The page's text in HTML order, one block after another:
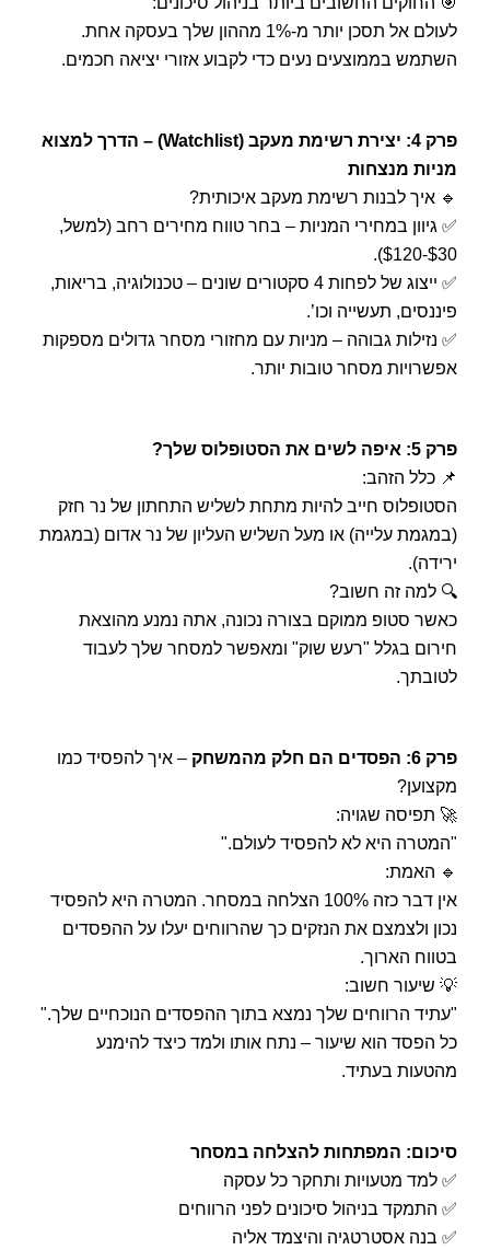
לעולם אל תסכן יותר מ-1% מההון שלך בעסקה אחת.
השתמש בממוצעים נעים כדי לקבוע אזורי יציאה חכמים.
פרק 4: יצירת רשימת מעקב (Watchlist) – הדרך למצוא
מניות מנצחות
🔹 איך לבנות רשימת מעקב איכותית?
✅ גיוון במחירי המניות – בחר טווח מחירים רחב (למשל,
$30-$120).
✅ ייצוג של לפחות 4 סקטורים שונים – טכנולוגיה, בריאות,
פיננסים, תעשייה וכו’.
✅ נזילות גבוהה – מניות עם מחזורי מסחר גדולים מספקות
אפשרויות מסחר טובות יותר.
פרק 5: איפה לשים את הסטופלוס שלך?
📌 כלל הזהב:
הסטופלוס חייב להיות מתחת לשליש התחתון של נר חזק
(במגמת עלייה) או מעל השליש העליון של נר אדום (במגמת
ירידה).
🔍 למה זה חשוב?
כאשר סטופ ממוקם בצורה נכונה, אתה נמנע מהוצאת
חירום בגלל "רעש שוק" ומאפשר למסחר שלך לעבוד
לטובתך.
פרק 6: הפסדים הם חלק מהמשחק
– איך להפסיד כמו
מקצוען?
🚀 תפיסה שגויה:
"המטרה היא לא להפסיד לעולם."
🔹 האמת:
אין דבר כזה 100% הצלחה במסחר. המטרה היא להפסיד
נכון ולצמצם את הנזקים כך שהרווחים יעלו על ההפסדים
בטווח הארוך.
💡 שיעור חשוב:
"עתיד הרווחים שלך נמצא בתוך ההפסדים הנוכחיים שלך."
כל הפסד הוא שיעור – נתח אותו ולמד כיצד להימנע
מהטעות בעתיד.
סיכום: המפתחות להצלחה במסחר
✅ למד מטעויות ותחקר כל עסקה
✅ התמקד בניהול סיכונים לפני הרווחים
✅ בנה אסטרטגיה והיצמד אליה